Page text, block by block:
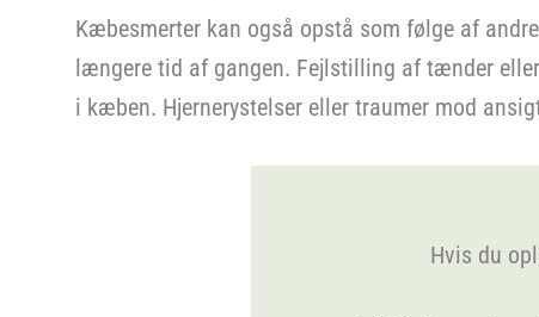
Kæbesmerter kan også opstå som følge af
længere tid af gangen. Fejlstilling af tænder
i kæben. Hjernerystelser eller traumer mod
Hvis du